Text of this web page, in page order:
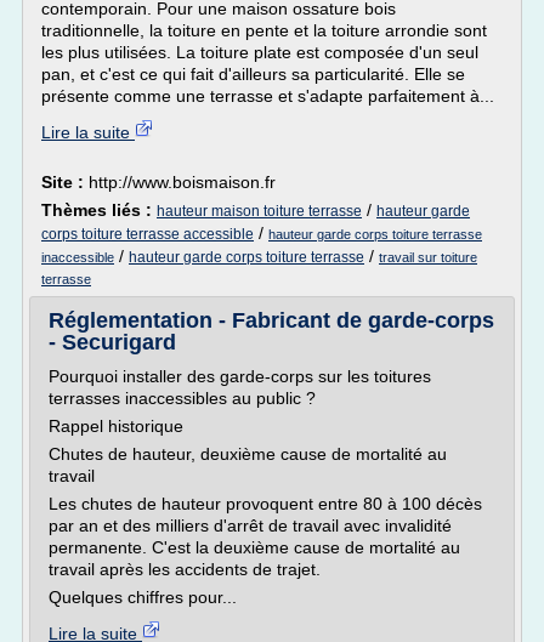
contemporain. Pour une maison ossature bois
traditionnelle, la toiture en pente et la toiture arrondie sont
les plus utilisées. La toiture plate est composée d'un seul
pan, et c'est ce qui fait d'ailleurs sa particularité. Elle se
présente comme une terrasse et s'adapte parfaitement à...
Lire la suite
Site : http://www.boismaison.fr
Thèmes liés : hauteur maison toiture terrasse / hauteur garde
corps toiture terrasse accessible / hauteur garde corps toiture terrasse
inaccessible / hauteur garde corps toiture terrasse / travail sur toiture
terrasse
Réglementation - Fabricant de garde-corps
- Securigard
Pourquoi installer des garde-corps sur les toitures
terrasses inaccessibles au public ?
Rappel historique
Chutes de hauteur, deuxième cause de mortalité au
travail
Les chutes de hauteur provoquent entre 80 à 100 décès
par an et des milliers d'arrêt de travail avec invalidité
permanente. C'est la deuxième cause de mortalité au
travail après les accidents de trajet.
Quelques chiffres pour...
Lire la suite